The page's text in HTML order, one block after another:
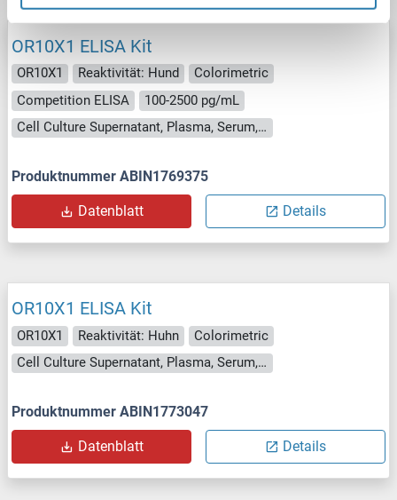
OR10X1 ELISA Kit
OR10X1 Reaktivität: Hund
Colorimetric
Competition ELISA
100-2500 pg/mL
Cell Culture Supernatant, Plasma, Serum, Tissue Homogenate
Produktnummer ABIN1769375
Datenblatt Details
OR10X1 ELISA Kit
OR10X1 Reaktivität: Huhn
Colorimetric
Cell Culture Supernatant, Plasma, Serum, Tissue Homogenate
Produktnummer ABIN1773047
Datenblatt Details